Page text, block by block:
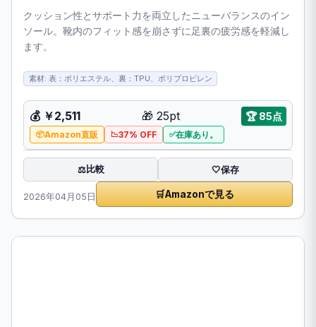
クッション性とサポート力を両立したニューバランスのイン
ソール。靴内のフィット感を崩さずに足裏の疲労感を軽減し
ます。
素材: 表：ポリエステル、裏：TPU、ポリプロピレン
💰 ￥2,511 🎁 25pt 🏆 85点
Amazon直販 37% OFF 在庫あり。
⚖️比較 🤍保存
2026年04月05日 🛒Amazonで見る